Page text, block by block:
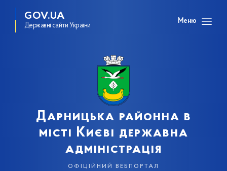
GOV.UA
Державні сайти України
Меню
Дарницька районна в
місті Києві державна
адміністрація
офіційний вебпортал